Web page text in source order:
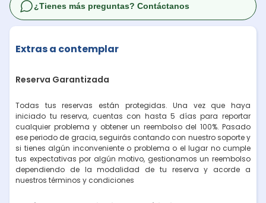
Extras a contemplar
Reserva Garantizada
Todas tus reservas están protegidas. Una vez que haya
iniciado tu reserva, cuentas con hasta 5 días para reportar
cualquier problema y obtener un reembolso del 100%. Pasado
ese periodo de gracia, seguirás contando con nuestro soporte y
si tienes algún inconveniente o problema o el lugar no cumple
tus expectativas por algún motivo, gestionamos un reembolso
dependiendo de la modalidad de tu reserva y acorde a
nuestros términos y condiciones
¿Tienes más preguntas? Contáctanos